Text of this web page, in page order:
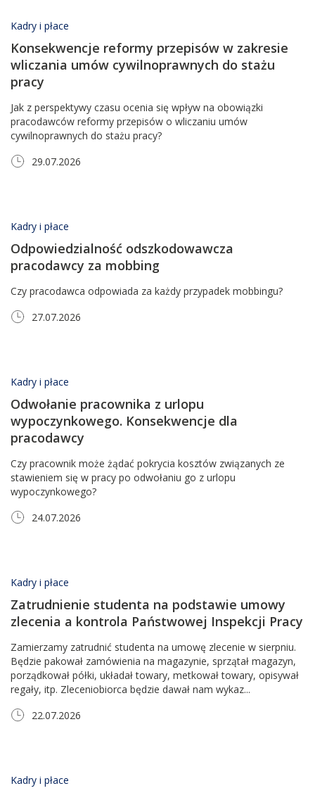
Kadry i płace
Konsekwencje reformy przepisów w zakresie
wliczania umów cywilnoprawnych do stażu
pracy
Jak z perspektywy czasu ocenia się wpływ na obowiązki
pracodawców reformy przepisów o wliczaniu umów
cywilnoprawnych do stażu pracy?
29.07.2026
Kadry i płace
Odpowiedzialność odszkodowawcza
pracodawcy za mobbing
Czy pracodawca odpowiada za każdy przypadek mobbingu?
27.07.2026
Kadry i płace
Odwołanie pracownika z urlopu
wypoczynkowego. Konsekwencje dla
pracodawcy
Czy pracownik może żądać pokrycia kosztów związanych ze
stawieniem się w pracy po odwołaniu go z urlopu
wypoczynkowego?
24.07.2026
Kadry i płace
Zatrudnienie studenta na podstawie umowy
zlecenia a kontrola Państwowej Inspekcji Pracy
Zamierzamy zatrudnić studenta na umowę zlecenie w sierpniu.
Będzie pakował zamówienia na magazynie, sprzątał magazyn,
porządkował półki, układał towary, metkował towary, opisywał
regały, itp. Zleceniobiorca będzie dawał nam wykaz...
22.07.2026
Kadry i płace